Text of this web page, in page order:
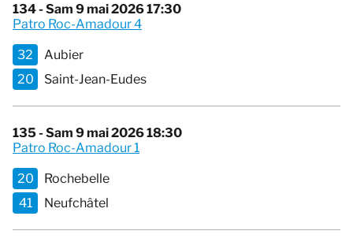
134 - Sam 9 mai 2026 17:30
Patro Roc-Amadour 4
32
Aubier
20
Saint-Jean-Eudes
135 - Sam 9 mai 2026 18:30
Patro Roc-Amadour 1
20
Rochebelle
41
Neufchâtel